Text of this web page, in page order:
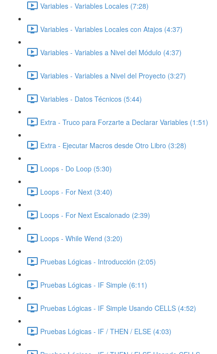
Variables - Variables Locales (7:28)
Variables - Variables Locales con Atajos (4:37)
Variables - Variables a Nivel del Módulo (4:37)
Variables - Variables a Nivel del Proyecto (3:27)
Variables - Datos Técnicos (5:44)
Extra - Truco para Forzarte a Declarar Variables (1:51)
Extra - Ejecutar Macros desde Otro Libro (3:28)
Loops - Do Loop (5:30)
Loops - For Next (3:40)
Loops - For Next Escalonado (2:39)
Loops - While Wend (3:20)
Pruebas Lógicas - Introducción (2:05)
Pruebas Lógicas - IF Simple (6:11)
Pruebas Lógicas - IF Simple Usando CELLS (4:52)
Pruebas Lógicas - IF / THEN / ELSE (4:03)